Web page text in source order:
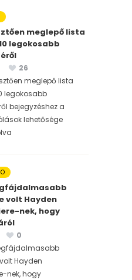
meglepő lista
legokosabb
26
meglepő lista
legokosabb
bejegyzéshez a
lehetősége
volt Hayden
nek, hogy
0
Hayden
nek, hogy